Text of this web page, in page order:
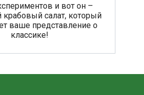
и вот он –
салат, который
ваше представление о
классике!